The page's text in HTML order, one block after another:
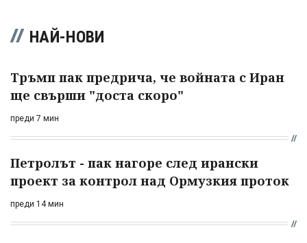
НАЙ-НОВИ
Тръмп пак предрича, че войната с Иран
ще свърши "доста скоро"
преди 7 мин
Петролът - пак нагоре след ирански
проект за контрол над Ормузкия проток
преди 14 мин